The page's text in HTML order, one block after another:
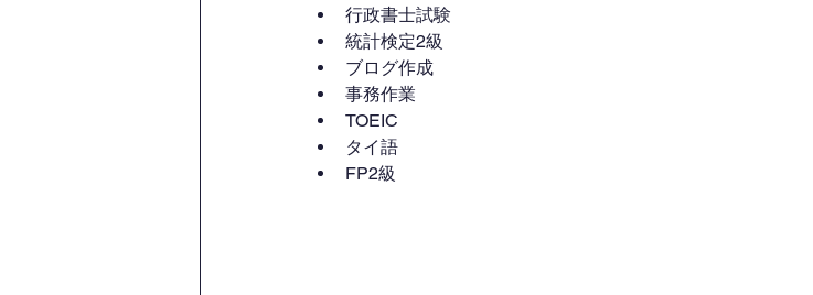
行政書士試験
統計検定2級
ブログ作成
事務作業
TOEIC
タイ語
FP2級